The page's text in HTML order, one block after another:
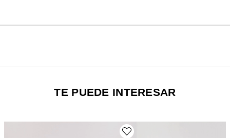
TE PUEDE INTERESAR